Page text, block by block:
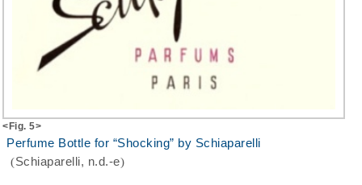
<Fig. 5>
Perfume Bottle for “Shocking” by Schiaparelli
(Schiaparelli, n.d.-e)